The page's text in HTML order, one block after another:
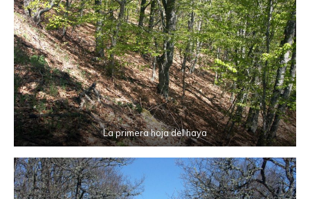
La primera hoja del haya